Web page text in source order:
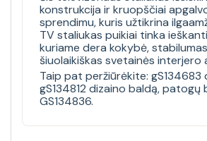
konstrukcija ir kruopščiai
sprendimu, kuris užtikrina
TV staliukas puikiai tinka
kuriame dera kokybė,
šiuolaikiškas svetainės interjero
Taip pat peržiūrėkite: gS134683
gS134812 dizaino baldą,patogų
GS134836.